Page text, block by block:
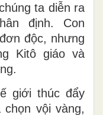
ta diễn ra
định. Con
độc, nhưng
Kitô giáo và
giới thúc đẩy
vội vàng,